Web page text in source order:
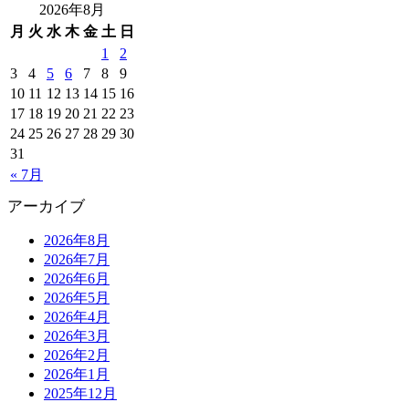
2026年8月
月 火 水 木 金 土 日
« 7月
1
2
3
4 5 6 7 8
9
10 11 12 13 14 15 16
17 18 19 20 21 22 23
24 25 26 27 28 29 30
31
アーカイブ
2026年8月
2026年7月
2026年6月
2026年5月
2026年4月
2026年3月
2026年2月
2026年1月
2025年12月